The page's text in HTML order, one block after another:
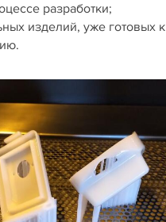
разработки;
изделий, уже готовых к